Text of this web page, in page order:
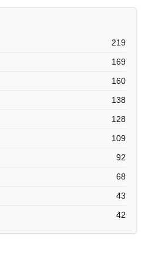
219
169
160
138
128
109
92
68
43
42